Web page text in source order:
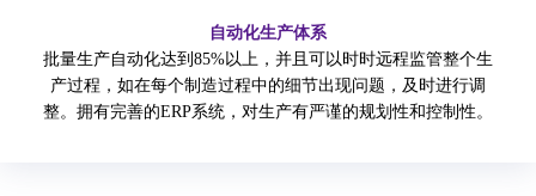
自动化生产体系
批量生产自动化达到85%以上，并且可以时时远程监管整个生
产过程，如在每个制造过程中的细节出现问题，及时进行调
整。拥有完善的ERP系统，对生产有严谨的规划性和控制性。